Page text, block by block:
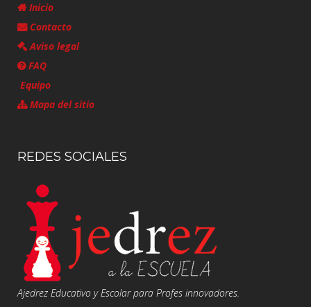
Inicio
Contacto
Aviso legal
FAQ
Equipo
Mapa del sitio
REDES SOCIALES
Ajedrez Educativo y Escolar para Profes innovadores.